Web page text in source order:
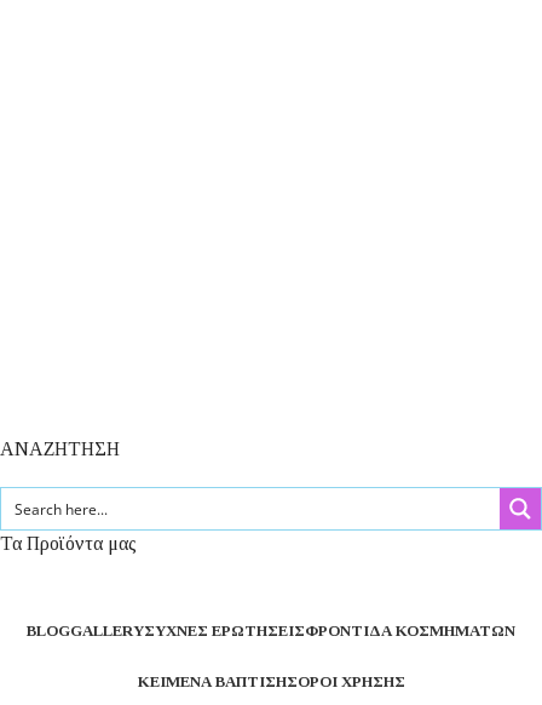
ΑΝΑΖΗΤΗΣΗ
Τα Προϊόντα μας
BLOGGALLERYΣΥΧΝΈΣ ΕΡΩΤΉΣΕΙΣΦΡΟΝΤΊΔΑ ΚΟΣΜΗΜΆΤΩΝ
ΚΕΊΜΕΝΑ ΒΆΠΤΙΣΗΣΌΡΟΙ ΧΡΉΣΗΣ